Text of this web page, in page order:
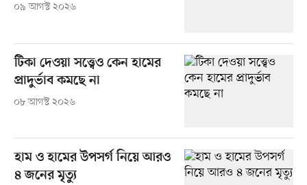
০৯ আগস্ট ২০২৬
টিকা দেওয়া সত্ত্বেও কেন হামের
প্রাদুর্ভাব কমছে না
০৮ আগস্ট ২০২৬
হাম ও হামের উপসর্গ নিয়ে আরও
৪ জনের মৃত্যু